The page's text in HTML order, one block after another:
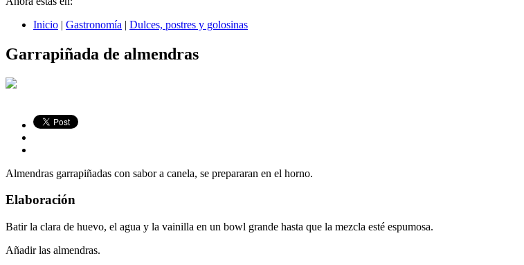
Inicio | Gastronomía | Dulces, postres y golosinas
Garrapiñada de almendras
Almendras garrapiñadas con sabor a canela, se prepararan en el horno.
Elaboración
Batir la clara de huevo, el agua y la vainilla en un bowl grande hasta que la mezcla esté espumosa.
Añadir las almendras.